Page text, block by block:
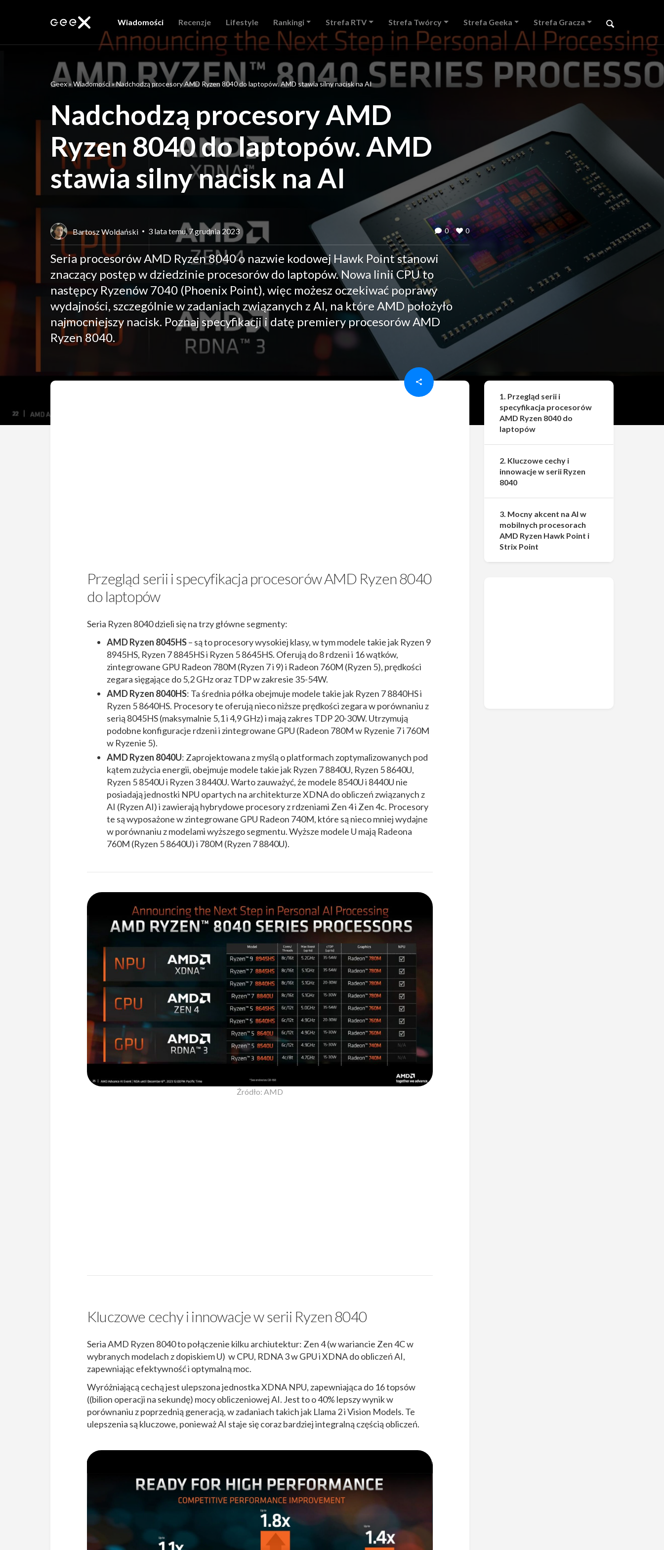
Wiadomości Recenzje Lifestyle Rankingi Strefa RTV Strefa Twórcy Strefa Geeka Strefa Gracza
Geex»Wiadomości»Nadchodzą procesory AMD Ryzen 8040 do laptopów. AMD stawia silny nacisk na AI
Nadchodzą procesory AMD
Ryzen 8040 do laptopów. AMD
stawia silny nacisk na AI
Bartosz Woldański 3 lata temu, 7 grudnia 2023 0 0
Seria procesorów AMD Ryzen 8040 o nazwie kodowej Hawk Point stanowi
znaczący postęp w dziedzinie procesorów do laptopów. Nowa linii CPU to
następcy Ryzenów 7040 (Phoenix Point), więc możesz oczekiwać poprawy
wydajności, szczególnie w zadaniach związanych z AI, na które AMD położyło
najmocniejszy nacisk. Poznaj specyfikacji i datę premiery procesorów AMD
Ryzen 8040.
Przegląd serii i specyfikacja procesorów AMD Ryzen 8040
do laptopów
Seria Ryzen 8040 dzieli się na trzy główne segmenty:
AMD Ryzen 8045HS– są to procesory wysokiej klasy, w tym modele takie jak Ryzen 9
8945HS, Ryzen 7 8845HS i Ryzen 5 8645HS. Oferują do 8 rdzeni i 16 wątków,
zintegrowane GPU Radeon 780M (Ryzen 7 i 9) i Radeon 760M (Ryzen 5), prędkości
zegara sięgające do 5,2 GHz oraz TDP w zakresie 35-54W.
AMD Ryzen 8040HS: Ta średnia półka obejmuje modele takie jak Ryzen 7 8840HS i
Ryzen 5 8640HS. Procesory te oferują nieco niższe prędkości zegara w porównaniu z
serią 8045HS (maksymalnie 5,1 i 4,9 GHz) i mają zakres TDP 20-30W. Utrzymują
podobne konfiguracje rdzeni i zintegrowane GPU (Radeon 780M w Ryzenie 7 i 760M
w Ryzenie 5).
AMD Ryzen 8040U: Zaprojektowana z myślą o platformach zoptymalizowanych pod
kątem zużycia energii, obejmuje modele takie jak Ryzen 7 8840U, Ryzen 5 8640U,
Ryzen 5 8540U i Ryzen 3 8440U. Warto zauważyć, że modele 8540U i 8440U nie
posiadają jednostki NPU opartych na architekturze XDNA do obliczeń związanych z
AI (Ryzen AI) i zawierają hybrydowe procesory z rdzeniami Zen 4 i Zen 4c. Procesory
te są wyposażone w zintegrowane GPU Radeon 740M, które są nieco mniej wydajne
w porównaniu z modelami wyższego segmentu. Wyższe modele U mają Radeona
760M (Ryzen 5 8640U) i 780M (Ryzen 7 8840U).
Źródło: AMD
Kluczowe cechy i innowacje w serii Ryzen 8040
Seria AMD Ryzen 8040 to połączenie kilku archiutektur: Zen 4 (w wariancie Zen 4C w
wybranych modelach z dopiskiem U) w CPU, RDNA 3 w GPU i XDNA do obliczeń AI,
zapewniając efektywność i optymalną moc.
Wyróżniającą cechą jest ulepszona jednostka XDNA NPU, zapewniająca do 16 topsów
((bilion operacji na sekundę) mocy obliczeniowej AI. Jest to o 40% lepszy wynik w
porównaniu z poprzednią generacją, w zadaniach takich jak Llama 2 i Vision Models. Te
ulepszenia są kluczowe, ponieważ AI staje się coraz bardziej integralną częścią obliczeń.
1. Przegląd serii i
specyfikacja procesorów
AMD Ryzen 8040 do
laptopów
2. Kluczowe cechy i
innowacje w serii Ryzen
8040
3. Mocny akcent na AI w
mobilnych procesorach
AMD Ryzen Hawk Point i
Strix Point